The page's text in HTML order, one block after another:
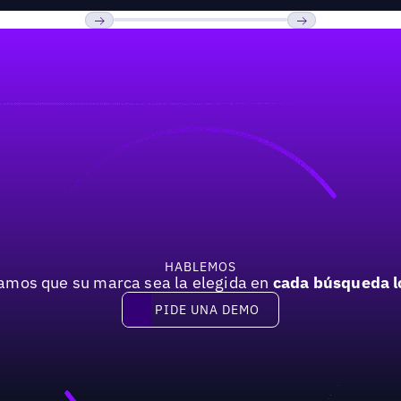
HABLEMOS
que su marca sea la elegida en cada búsqueda
Pide una demo
PIDE UNA DEMO